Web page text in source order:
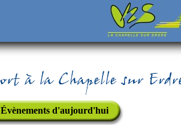
Évènements d'aujourd'hui